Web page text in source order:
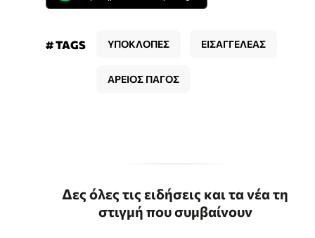
# TAGS ΥΠΟΚΛΟΠΕΣ ΕΙΣΑΓΓΕΛΕΑΣ
ΑΡΕΙΟΣ ΠΑΓΟΣ
Δες όλες τις ειδήσεις και τα νέα τη
στιγμή που συμβαίνουν